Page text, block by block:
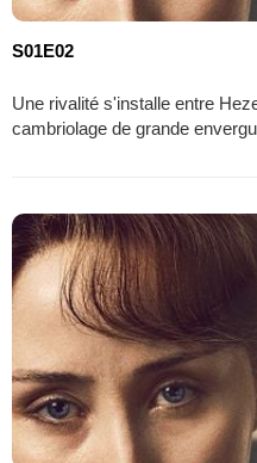
S01E02
Une rivalité s'installe entre
cambriolage de grande